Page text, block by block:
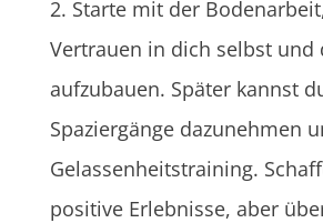
2. Starte mit der
Vertrauen in dich selbst und
aufzubauen. Später kannst
Spaziergänge dazunehmen
Gelassenheitstraining.
positive Erlebnisse, aber